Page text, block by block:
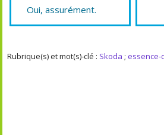
Oui, assurément.
Rubrique(s) et mot(s)-clé : Skoda ;essence-